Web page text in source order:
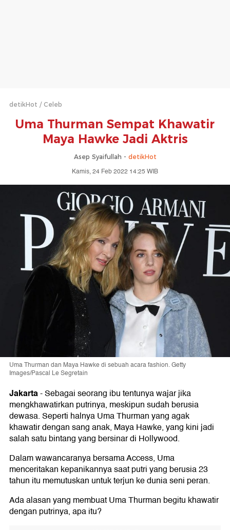
detikHot Celeb
Uma Thurman Sempat Khawatir
Maya Hawke Jadi Aktris
Asep Syaifullah - detikHot
Kamis, 24 Feb 2022 14:25 WIB
Uma Thurman dan Maya Hawke di sebuah acara fashion. Getty
Images/Pascal Le Segretain
Jakarta-Sebagai seorang ibu tentunya wajar jika
mengkhawatirkan putrinya, meskipun sudah berusia
dewasa. Seperti halnya Uma Thurman yang agak
khawatir dengan sang anak, Maya Hawke, yang kini jadi
salah satu bintang yang bersinar di Hollywood.
Dalam wawancaranya bersama Access, Uma
menceritakan kepanikannya saat putri yang berusia 23
tahun itu memutuskan untuk terjun ke dunia seni peran.
Ada alasan yang membuat Uma Thurman begitu khawatir
dengan putrinya, apa itu?